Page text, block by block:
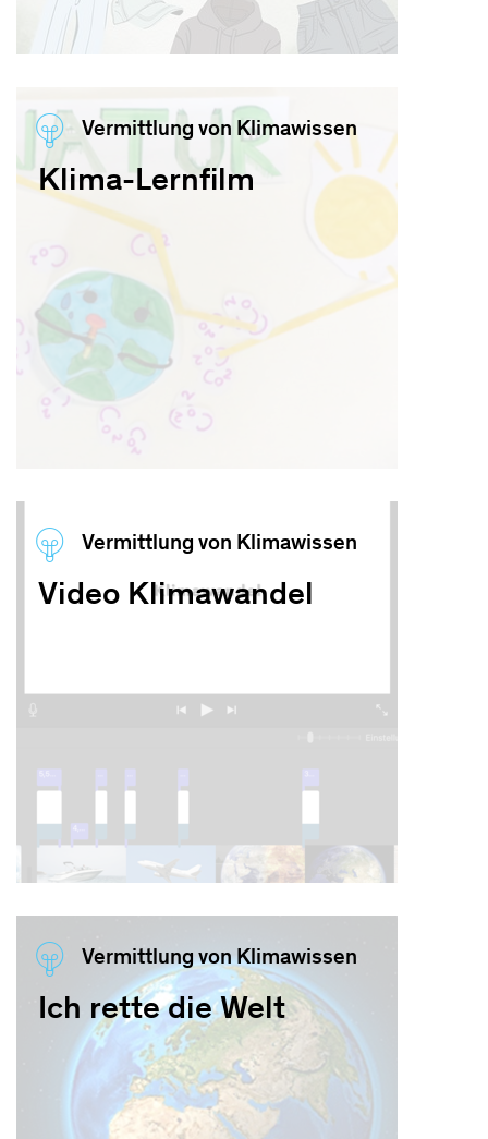
Vermittlung von Klimawissen
Klima-Lernfilm
Vermittlung von Klimawissen
Video Klimawandel
Vermittlung von Klimawissen
Ich rette die Welt